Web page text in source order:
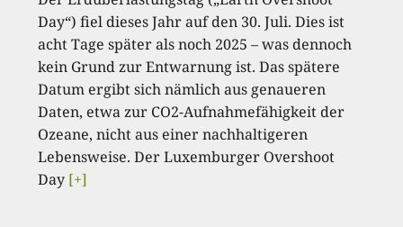
Day“) fiel dieses Jahr auf den 30. Juli. Dies ist
acht Tage später als noch 2025 – was dennoch
kein Grund zur Entwarnung ist. Das spätere
Datum ergibt sich nämlich aus genaueren
Daten, etwa zur CO2-Aufnahmefähigkeit der
Ozeane, nicht aus einer nachhaltigeren
Lebensweise. Der Luxemburger Overshoot
Day [+]